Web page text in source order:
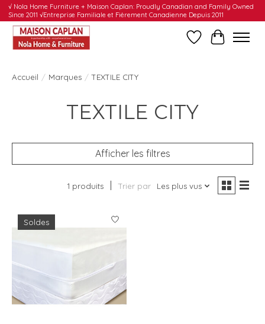
√ Nola Home Furniture + Maison Caplan: Proudly Canadian and Family Owned
Since 2011 √Entreprise Familiale et Fièrement Canadienne Depuis 2011
Liste dePanier
Accueil / Marques / TEXTILE CITY
TEXTILE CITY
Afficher les filtres
1 produits Trier par Les plus vus
Soldes